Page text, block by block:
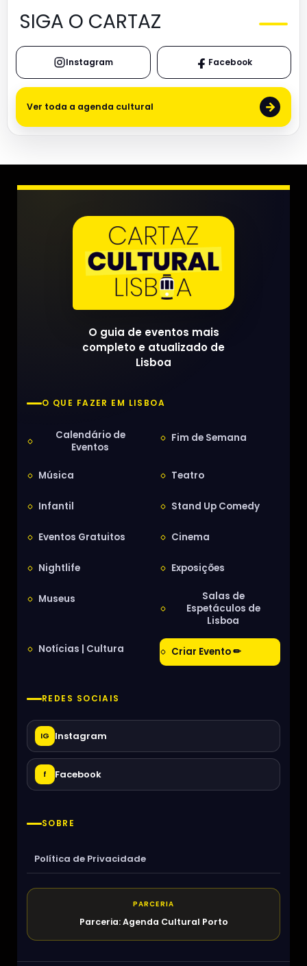
SIGA O CARTAZ
Instagram Facebook
Ver toda a agenda cultural →
O guia de eventos mais
completo e atualizado de
Lisboa
O QUE FAZER EM LISBOA
Calendário de
Eventos
Fim de Semana
Música Teatro
Infantil Stand Up Comedy
Eventos Gratuitos Cinema
Nightlife Exposições
Museus
Salas de
Espetáculos de
Lisboa
Notícias | Cultura Criar Evento ✏
REDES SOCIAIS
IG Instagram
f Facebook
SOBRE
Política de Privacidade
PARCERIA
Parceria: Agenda Cultural Porto